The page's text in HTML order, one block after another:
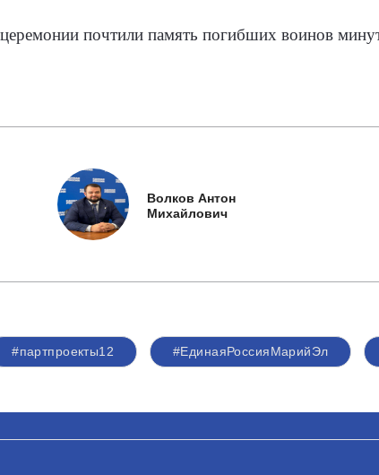
почтили память погибших воинов
Волков Антон
Михайлович
#партпроекты12 #ЕдинаяРоссияМарийЭл